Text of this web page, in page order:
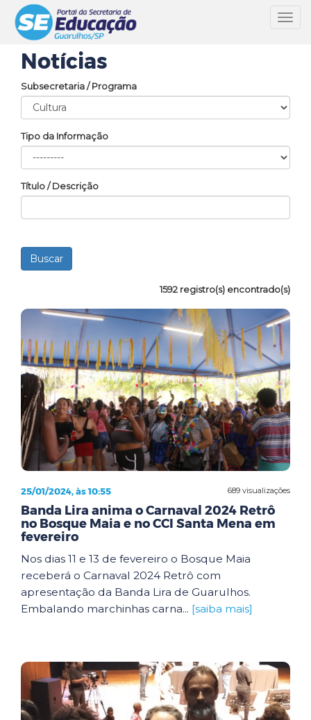
Notícias
Subsecretaria / Programa
Tipo da Informação
Título / Descrição
1592 registro(s) encontrado(s)
689 visualizações
25/01/2024, às 10:55
Banda Lira anima o Carnaval 2024 Retrô
no Bosque Maia e no CCI Santa Mena em
fevereiro
Nos dias 11 e 13 de fevereiro o Bosque Maia
receberá o Carnaval 2024 Retrô com
apresentação da Banda Lira de Guarulhos.
Embalando marchinhas carna... [saiba mais]